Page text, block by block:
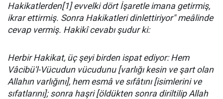
Hakikatlerden[1] evvelki dört İşaretle imana getirmiş,
ikrar ettirmiş. Sonra Hakikatleri dinlettiriyor" meâlinde
cevap vermiş. Hakikî cevabı şudur ki:
Herbir Hakikat, üç şeyi birden ispat ediyor: Hem
Vâcibü'l-Vücudun vü­cu­du­nu [varlığı kesin ve şart olan
Allahın varlığını], hem esmâ ve sıfâtını [isimlerini ve
sıfatlarını]; sonra haşri [öldükten sonra diriltilip Allah